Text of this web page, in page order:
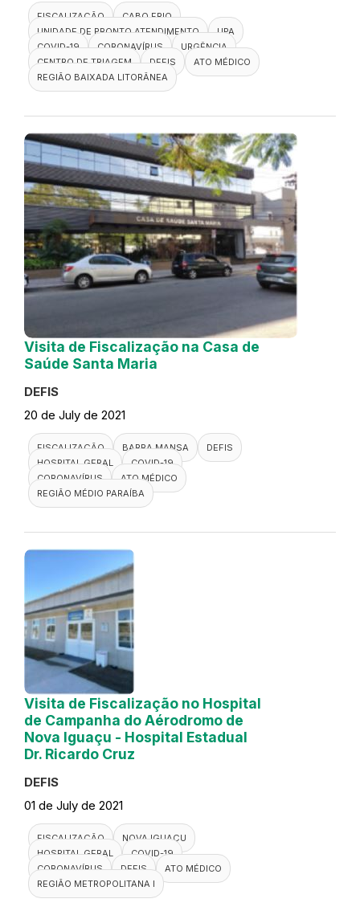
FISCALIZAÇÃO
CABO FRIO
UNIDADE DE PRONTO ATENDIMENTO
UPA
COVID-19
CORONAVÍRUS
URGÊNCIA
CENTRO DE TRIAGEM
DEFIS
ATO MÉDICO
REGIÃO BAIXADA LITORÂNEA
Visita de Fiscalização na Casa de
Saúde Santa Maria
DEFIS
20 de July de 2021
FISCALIZAÇÃO BARRA MANSA
DEFIS
HOSPITAL GERAL
COVID-19
CORONAVÍRUS
ATO MÉDICO
REGIÃO MÉDIO PARAÍBA
Visita de Fiscalização no Hospital
de Campanha do Aérodromo de
Nova Iguaçu - Hospital Estadual
Dr. Ricardo Cruz
DEFIS
01 de July de 2021
FISCALIZAÇÃO
NOVA IGUAÇU
HOSPITAL GERAL
COVID-19
CORONAVÍRUS
DEFIS
ATO MÉDICO
REGIÃO METROPOLITANA I